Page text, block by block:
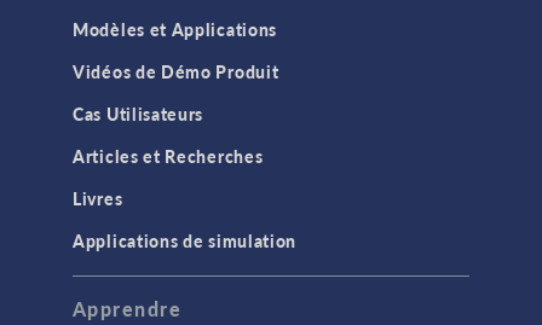
Modèles et Applications
Vidéos de Démo Produit
Cas Utilisateurs
Articles et Recherches
Livres
Applications de simulation
Apprendre